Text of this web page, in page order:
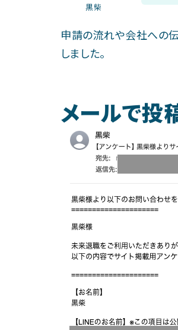
黒柴
申請の流れや会社への
しました。
メールで投